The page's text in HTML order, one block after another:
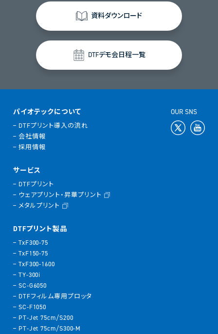
資料ダウンロード
DTFデモ会日程一覧
パイオテックについて
DTFプリント導入の流れ
会社情報
採用情報
サービス
DTFプリント
ウェアプリント・昇華プリント
メタルプリント
DTFプリント製品
TxF300-75
TxF150-75
TxF300-1600
TY-300i
SC-G6050
DTFフィルム専用プロッタ
SC-F1050
PT-Jet 75cm/S200
PT-Jet 75cm/S300-M
OUR SNS